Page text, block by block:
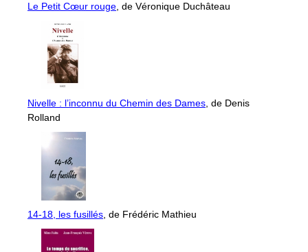
Le Petit Cœur rouge, de Véronique Duchâteau
Nivelle : l’inconnu du Chemin des Dames, de Denis
Rolland
14-18, les fusillés, de Frédéric Mathieu